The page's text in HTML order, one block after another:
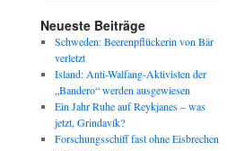
Neueste Beiträge
Schweden: Beerenpflückerin von Bär
verletzt
Island: Anti-Walfang-Aktivisten der
„Bandero“ werden ausgewiesen
Ein Jahr Ruhe auf Reykjanes – was
jetzt, Grindavík?
Forschungsschiff fast ohne Eisbrechen